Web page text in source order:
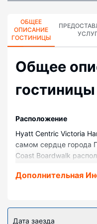
ОБЩЕЕ
ОПИСАНИЕ
ГОСТИНИЦЫ
Общее
гостиницы
Pасположение
Hyatt Centric Victoria
самом сердце города
Coast Boardwalk
прекрасным
Дополнительная
Дата заезда